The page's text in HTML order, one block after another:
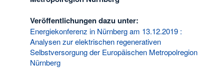
Veröffentlichungen dazu unter:
Energiekonferenz in Nürnberg am 13.12.2019 :
Analysen zur elektrischen regenerativen
Selbstversorgung der Europäischen Metropolregion
Nürnberg